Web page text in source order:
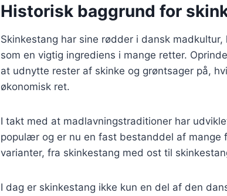
Historisk baggrund for
Skinkestang har sine rødder i dansk
som en vigtig ingrediens i mange retter.
at udnytte rester af skinke og grøntsager på,
økonomisk ret.
I takt med at madlavningstraditioner har
populær og er nu en fast bestanddel af mange
varianter, fra skinkestang med ost til
I dag er skinkestang ikke kun en del af den